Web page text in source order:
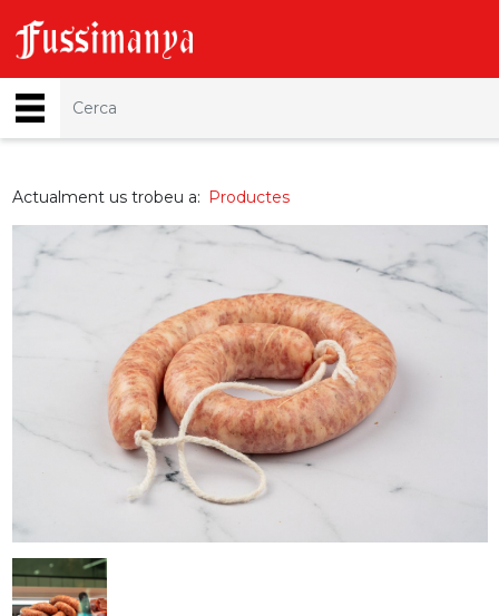
Actualment us trobeu a: Productes